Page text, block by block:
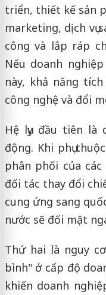
triển, thiết kế sản
marketing, dịch vụ
công và lắp ráp
Nếu doanh
này, khả năng
công nghệ và đổi
Hệ lụy đầu tiên là
động. Khi phụ
phân phối của
đối tác thay đổi
cung ứng sang
nước sẽ đối mặt
Thứ hai là nguy
bình" ở cấp độ
khiến doanh